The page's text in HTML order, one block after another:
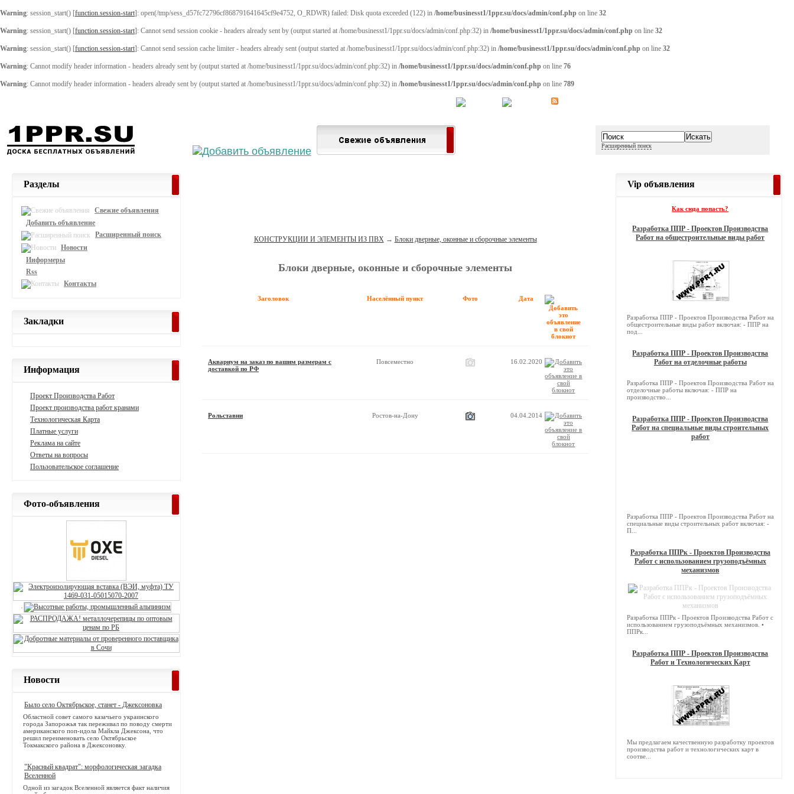
Warning: session_start() [function.session-start]: open(/tmp/sess_d57fc72796cf868791641645cf9e4752, O_RDWR) failed: Disk quota exceeded (122) in /home/businesst1/1ppr.su/docs/admin/conf.php on line 32
Warning: session_start() [function.session-start]: Cannot send session cookie - headers already sent by (output started at /home/businesst1/1ppr.su/docs/admin/conf.php:32) in /home/businesst1/1ppr.su/docs/admin/conf.php on line 32
Warning: session_start() [function.session-start]: Cannot send session cache limiter - headers already sent (output started at /home/businesst1/1ppr.su/docs/admin/conf.php:32) in /home/businesst1/1ppr.su/docs/admin/conf.php on line 32
Warning: Cannot modify header information - headers already sent by (output started at /home/businesst1/1ppr.su/docs/admin/conf.php:32) in /home/businesst1/1ppr.su/docs/admin/conf.php on line 76
Warning: Cannot modify header information - headers already sent by (output started at /home/businesst1/1ppr.su/docs/admin/conf.php:32) in /home/businesst1/1ppr.su/docs/admin/conf.php on line 789
Расширенный поиск
КОНСТРУКЦИИ И ЭЛЕМЕНТЫ ИЗ ПВХ→ Блоки дверные, оконные и сборочные элементы
Блоки дверные, оконные и сборочные элементы
Заголовок Дата
Фото
Населённый пункт
Аквариум на заказ по вашим размерам с
доставкой по РФ
16.02.2020
Повсеместно
Рольставни 04.04.2014
Ростов-на-Дону
Разделы
Свежие объявления
Добавить объявление
Расширенный поиск
Новости
Информеры
Rss
Контакты
Закладки
Информация
Проект Производства Работ
Проект производства работ кранами
Технологическая Карта
Платные услуги
Реклама на сайте
Ответы на вопросы
Пользовательское соглашение
Фото-объявления
Новости
Было село Октябрьское, станет - Джексоновка
Областной совет самого казачьего украинского
города Запорожья так переживал по поводу смерти
американского поп-идола Майкла Джексона, что
решил переименовать село Октябрьское
Токмакского района в Джексоновку.
"Красный квадрат": морфологическая загадка
Вселенной
Одной из загадок Вселенной является факт наличия
Vip объявления
Как сюда попасть?
Разработка ППР - Проектов Производства
Работ на общестроительные виды работ
Разработка ППР - Проектов Производства Работ на
общестроительные виды работ включая: - ППР на
под...
Разработка ППР - Проектов Производства
Работ на отделочные работы
Разработка ППР - Проектов Производства Работ на
отделочные работы включая: - ППР на
производство...
Разработка ППР - Проектов Производства
Работ на специальные виды строительных
работ
Разработка ППР - Проектов Производства Работ на
специальные виды строительных работ включая: -
П...
Разработка ППРк - Проектов Производства
Работ с использованием грузоподъёмных
механизмов
Разработка ППРк - Проектов Производства Работ с
использованием грузоподъёмных механизмов. •
ППРк...
Разработка ППР - Проектов Производства
Работ и Технологических Карт
Мы предлагаем качественную разработку проектов
производства работ и технологических карт в
соотве...